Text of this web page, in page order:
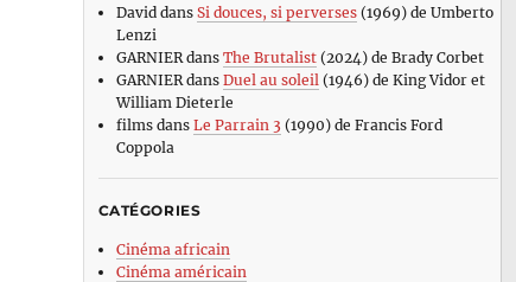
David dans Si douces, si perverses(1969) de Umberto
Lenzi
GARNIERdans The Brutalist(2024) de Brady Corbet
GARNIERdans Duel au soleil (1946) de King Vidor et
William Dieterle
filmsdans Le Parrain 3 (1990) de Francis Ford
Coppola
CATÉGORIES
Cinéma africain
Cinéma américain